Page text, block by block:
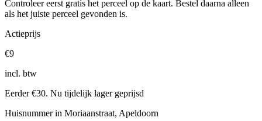
Controleer eerst gratis het perceel op de kaart. Bestel daarna alleen
als het juiste perceel gevonden is.
Actieprijs
€9
incl. btw
Eerder €30. Nu tijdelijk lager geprijsd
Huisnummer in Moriaanstraat, Apeldoorn